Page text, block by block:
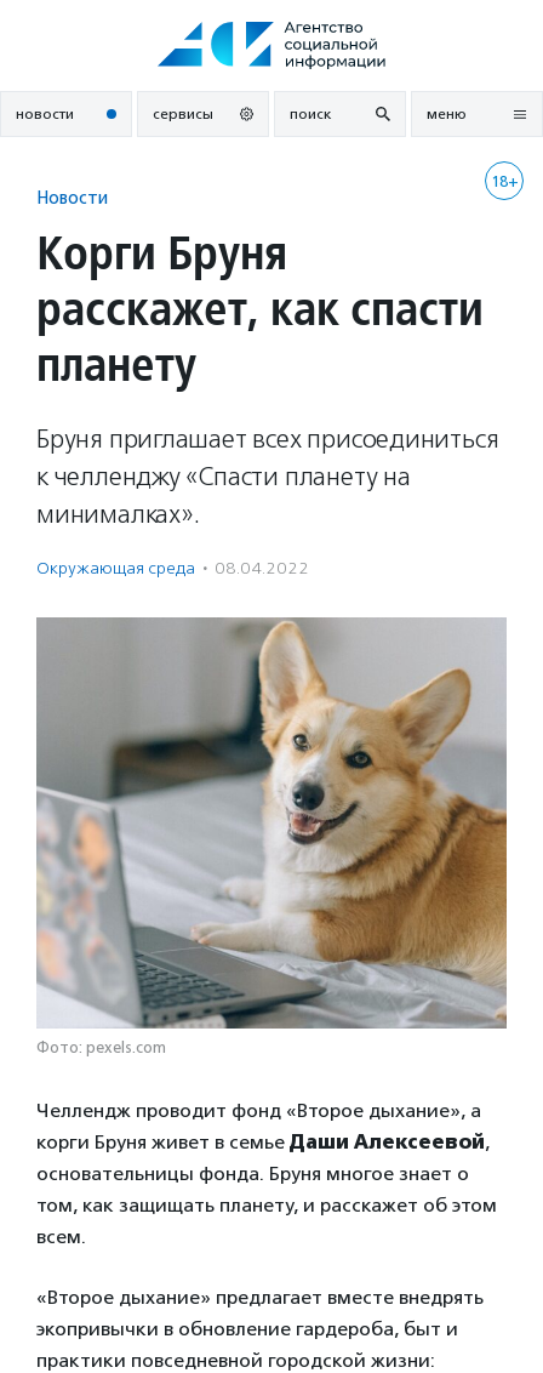
новости сервисы поиск меню
18+
Новости
Корги Бруня
расскажет, как спасти
планету
Бруня приглашает всех присоединиться
к челленджу «Спасти планету на
минималках».
Окружающая среда · 08.04.2022
Фото: pexels.com
Челлендж проводит фонд «Второе дыхание», а
корги Бруня живет в семье Даши Алексеевой,
основательницы фонда. Бруня многое знает о
том, как защищать планету, и расскажет об этом
всем.
«Второе дыхание» предлагает вместе внедрять
экопривычки в обновление гардероба, быт и
практики повседневной городской жизни: